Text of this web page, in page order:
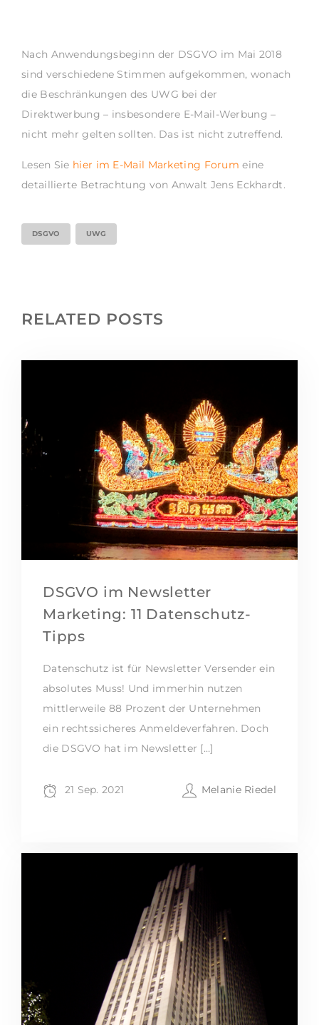
Nach Anwendungsbeginn der DSGVO im Mai 2018
sind verschiedene Stimmen aufgekommen, wonach
die Beschränkungen des UWG bei der
Direktwerbung – insbesondere E-Mail-Werbung –
nicht mehr gelten sollten. Das ist nicht zutreffend.
Lesen Sie hier im E-Mail Marketing Forum eine
detaillierte Betrachtung von Anwalt Jens Eckhardt.
DSGVO UWG
RELATED POSTS
DSGVO im Newsletter
Marketing: 11 Datenschutz-
Tipps
Datenschutz ist für Newsletter Versender ein
absolutes Muss! Und immerhin nutzen
mittlerweile 88 Prozent der Unternehmen
ein rechtssicheres Anmeldeverfahren. Doch
die DSGVO hat im Newsletter […]
21 Sep. 2021 Melanie Riedel